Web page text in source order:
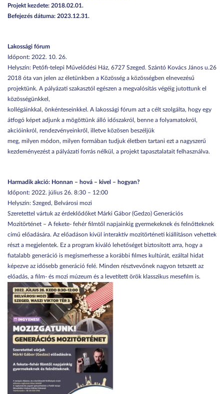
Projekt kezdete: 2018.02.01.
Befejezés dátuma: 2023.12.31.
Lakossági fórum
Időpont: 2022. 10. 26.
Helyszín: Petőfi-telepi Művelődési Ház, 6727 Szeged. Szántó Kovács János u.26
2018 óta van jelen az életünkben a Közösség a közösségben elnevezésű
projektünk. A pályázati szakasztól egészen a megvalósítás végéig jutottunk el
közösségünkkel,
kollégáinkkal, önkénteseinkkel. A lakossági fórum azt a célt szolgálta, hogy egy
átfogó képet adjunk a mögöttünk álló időszakról, benne a folyamatokról,
akcióinkról, rendezvényeinkről, illetve közösen beszéljük
meg, milyen módon, milyen formában tudjuk életben tartani ezt a nagyszerű
kezdeményezést a pályázati forrás nélkül, a projekt tapasztalatait felhasználva.
Harmadik akció: Honnan – hová – kivel – hogyan?
Időpont: 2022. július 26. 8:30 – 12:00
Helyszín: Szeged, Belvárosi mozi
Szeretettel vártuk az érdeklődőket Márki Gábor (Gedzo) Generációs
Mozitörténet – A fekete- fehér filmtől napjainkig gyermekeknek és felnőtteknek
című előadására. Az előadáson kívül interaktív mozitörténeti kiállításon vehettek
részt a megjelentek. Ez a program kiváló lehetőséget biztosított arra, hogy a
fiatalabb generáció is megismerhesse a korábbi filmes kultúrát, ezáltal hidat
képezve az idősebb generáció felé. Minden résztvevőnek nagyon tetszett az
előadás, a film- és mozi múzeum és a levetített örök klasszikus mesefilm is.